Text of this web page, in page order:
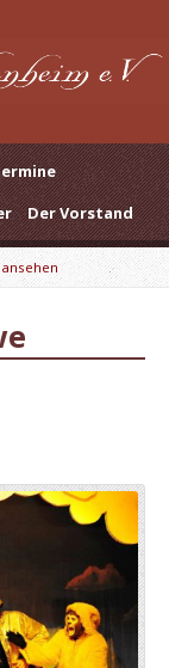
Der Vorstand